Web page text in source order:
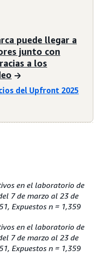
puede llegar a
junto con
a los
del Upfront 2025
en el laboratorio de
7 de marzo al 23 de
Expuestos n = 1,359
en el laboratorio de
7 de marzo al 23 de
Expuestos n = 1,359